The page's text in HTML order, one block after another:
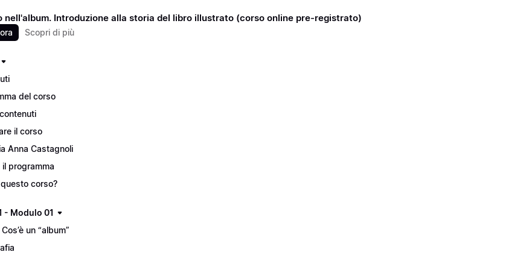
nell'album. Introduzione alla storia del libro illustrato (corso online pre-registrato)
Scopri di più
del corso
il corso
Anna Castagnoli
il programma
corso?
- Modulo 01
un “album”